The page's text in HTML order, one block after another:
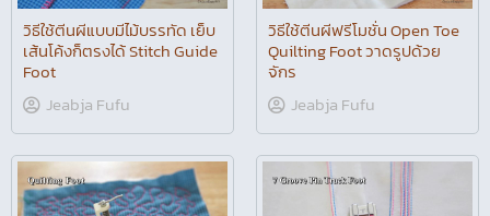
วิธีใช้ตีนผีแบบมีไม้บรรทัด เย็บ
เส้นโค้งก็ตรงได้ Stitch Guide
Foot
Jeabja Fufu
วิธีใช้ตีนผีฟรีโมชั่น Open Toe
Quilting Foot วาดรูปด้วย
จักร
Jeabja Fufu